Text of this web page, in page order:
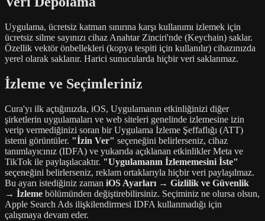
Uygulama, ücretsiz katman sınırına karşı kullanımı izlemek için
ücretsiz silme sayınızı cihaz Anahtar Zinciri'nde (Keychain) saklar.
Özellik vektör önbellekleri (kopya tespiti için kullanılır) cihazınızda
yerel olarak saklanır. Harici sunucularda hiçbir veri saklanmaz.
İzleme ve Seçimleriniz
Cura'yı ilk açtığınızda, iOS, Uygulamanın etkinliğinizi diğer
şirketlerin uygulamaları ve web siteleri genelinde izlemesine izin
verip vermediğinizi soran bir Uygulama İzleme Şeffaflığı (ATT)
istemi görüntüler. "İzin Ver" seçeneğini belirlerseniz, cihaz
tanımlayıcınız (IDFA) ve yukarıda açıklanan etkinlikler Meta ve
TikTok ile paylaşılacaktır. "Uygulamanın İzlememesini İste"
seçeneğini belirlerseniz, reklam ortaklarıyla hiçbir veri paylaşılmaz.
Bu ayarı istediğiniz zaman iOS Ayarları → Gizlilik ve Güvenlik
→ İzleme bölümünden değiştirebilirsiniz. Seçiminiz ne olursa olsun,
Apple Search Ads ilişkilendirmesi IDFA kullanmadığı için
çalışmaya devam eder.